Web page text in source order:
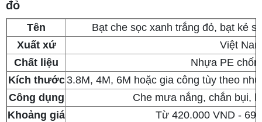
đỏ
Tên
Bạt che sọc xanh trắng đỏ, bạt kẻ
Xuất xứ
Việt
Chất liệu
Nhựa PE
Kích thước 3.8M, 4M, 6M hoặc gia công tùy theo
Công dụng
Che mưa nắng, chắn bụi,
Khoảng giá
Từ 420.000 VND -